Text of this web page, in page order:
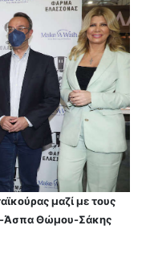
μαζί με τους
Άσπα Θώμου-Σάκης